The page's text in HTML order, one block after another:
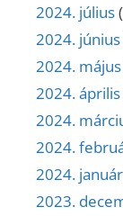
2024. július
2024. június
2024. május
2024. április
2024.
2024.
2024. január
2023.